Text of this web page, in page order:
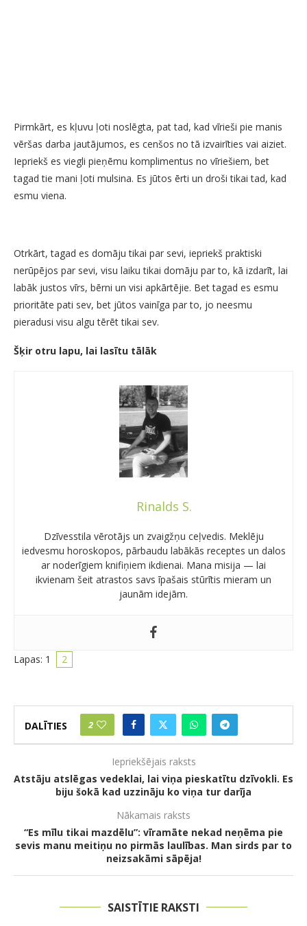
Pirmkārt, es kļuvu ļoti noslēgta, pat tad, kad vīrieši pie manis
vēršas darba jautājumos, es cenšos no tā izvairīties vai aiziet.
Iepriekš es viegli pieņēmu komplimentus no vīriešiem, bet
tagad tie mani ļoti mulsina. Es jūtos ērti un droši tikai tad, kad
esmu viena.
Otrkārt, tagad es domāju tikai par sevi, iepriekš praktiski
nerūpējos par sevi, visu laiku tikai domāju par to, kā izdarīt, lai
labāk justos vīrs, bērni un visi apkārtējie. Bet tagad es esmu
prioritāte pati sev, bet jūtos vainīga par to, jo neesmu
pieradusi visu algu tērēt tikai sev.
Šķir otru lapu, lai lasītu tālāk
Rinalds S.
Dzīvesstila vērotājs un zvaigžņu ceļvedis. Meklēju
iedvesmu horoskopos, pārbaudu labākās receptes un dalos
ar noderīgiem knifiņiem ikdienai. Mana misija — lai
ikvienam šeit atrastos savs īpašais stūrītis mieram un
jaunām idejām.
Lapas: 1 2
DALĪTIES 2
Iepriekšējais raksts
Atstāju atslēgas vedeklai, lai viņa pieskatītu dzīvokli. Es
biju šokā kad uzzināju ko viņa tur darīja
Nākamais raksts
“Es mīlu tikai mazdēlu”: vīramāte nekad neņēma pie
sevis manu meitiņu no pirmās laulības. Man sirds par to
neizsakāmi sāpēja!
SAISTĪTIE RAKSTI